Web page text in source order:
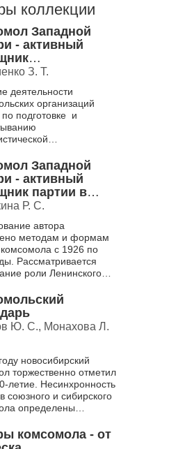
коллекции
Западной
- активный
в борьбе за
колхозного
1937 гг.)
З. Т.
деятельности
организаций
подготовке и
Западной
- активный
партии в
за
гг.)
Р. С.
автора
методам и формам
с 1926 по
Рассматривается
роли Ленинского
социалис...
Ю. С., Монахова Л.
новосибирский
торжественно отметил
летие. Несинхронность
союзного и сибирского
определены
1918 г. в Москве
комсомола - от